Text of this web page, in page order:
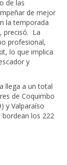
de las
de mejor
la temporada
precisó. La
profesional,
lo que implica
y
llega a un total
de Coquimbo
y Valparaíso
los 222